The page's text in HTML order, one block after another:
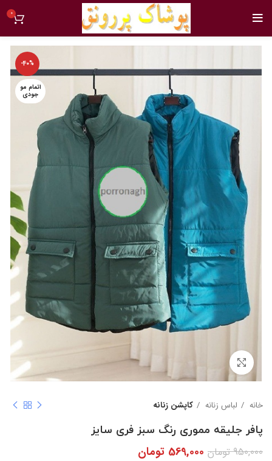
0
-40%
اتمام مو
جودی
خانه لباس زنانه کاپشن زنانه
پافر جلیقه مموری رنگ سبز فری سایز
950,000تومان 569,000 تومان